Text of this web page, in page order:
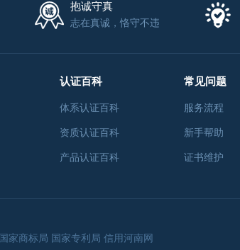
抱诚守真
志在真诚，恪守不违
认证百科
体系认证百科
资质认证百科
产品认证百科
常见问题
服务流程
新手帮助
证书维护
国家商标局 国家专利局 信用河南网